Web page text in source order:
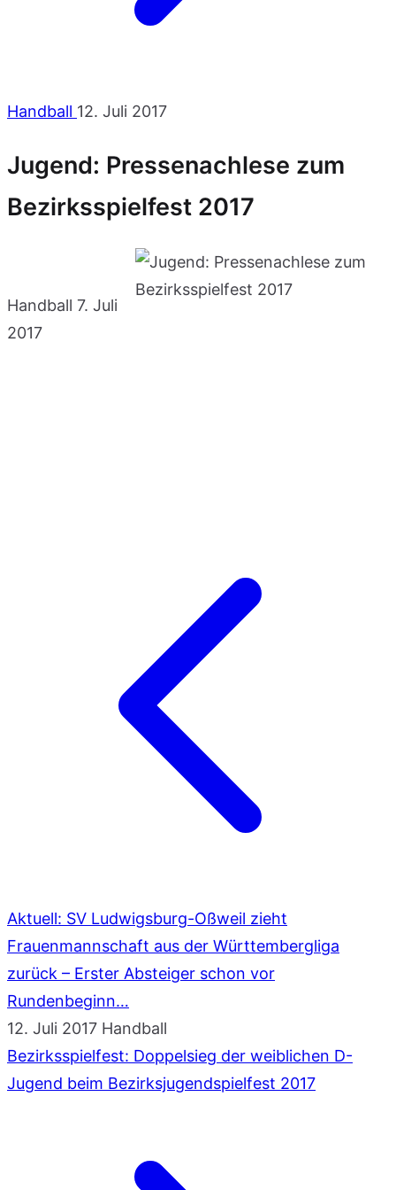
Handball 12. Juli 2017
Jugend: Pressenachlese zum
Bezirksspielfest 2017
Handball 7. Juli
2017
Aktuell: SV Ludwigsburg-Oßweil zieht
Frauenmannschaft aus der Württembergliga
zurück – Erster Absteiger schon vor
Rundenbeginn…
12. Juli 2017 Handball
Bezirksspielfest: Doppelsieg der weiblichen D-
Jugend beim Bezirksjugendspielfest 2017